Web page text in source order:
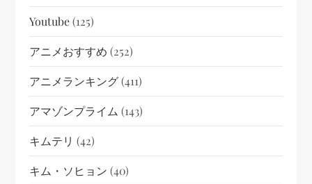
Youtube(125)
アニメおすすめ (252)
アニメランキング(411)
アマゾンプライム (143)
キムテリ (42)
キム・ソヒョン (40)